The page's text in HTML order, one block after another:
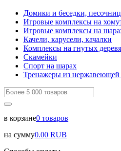
Домики и беседки,
Игровые комплексы на
Игровые комплексы на
Качели, карусели, качалки
Комплексы на гнутых
Скамейки
Спорт на шарах
Тренажеры из нержавеющей
в корзине0 товаров
на сумму0.00 RUB